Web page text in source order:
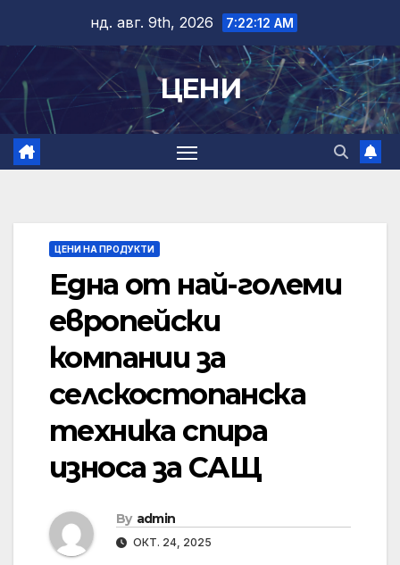
content
нд. авг. 9th, 2026 7:22:12 AM
ЦЕНИ
ЦЕНИ НА ПРОДУКТИ
Една от най-големи
европейски
компании за
селскостопанска
техника спира
износа за САЩ
By admin
ОКТ. 24, 2025